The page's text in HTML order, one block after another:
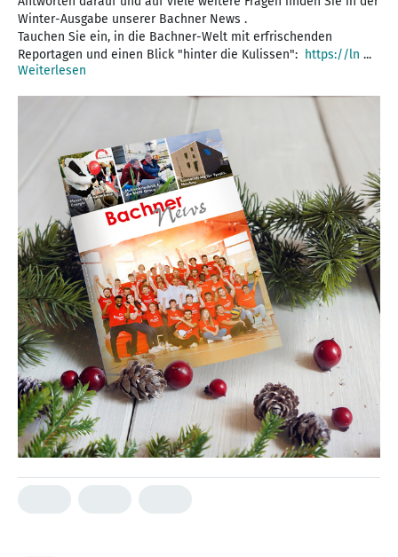
Winter-Ausgabe unserer Bachner News .
Tauchen Sie ein, in die Bachner-Welt mit erfrischenden
Reportagen und einen Blick "hinter die Kulissen": https://ln ...
Weiterlesen